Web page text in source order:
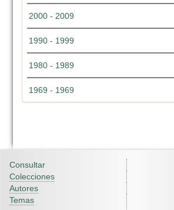
2000 - 2009
1990 - 1999
1980 - 1989
1969 - 1969
Consultar
Colecciones
Autores
Temas